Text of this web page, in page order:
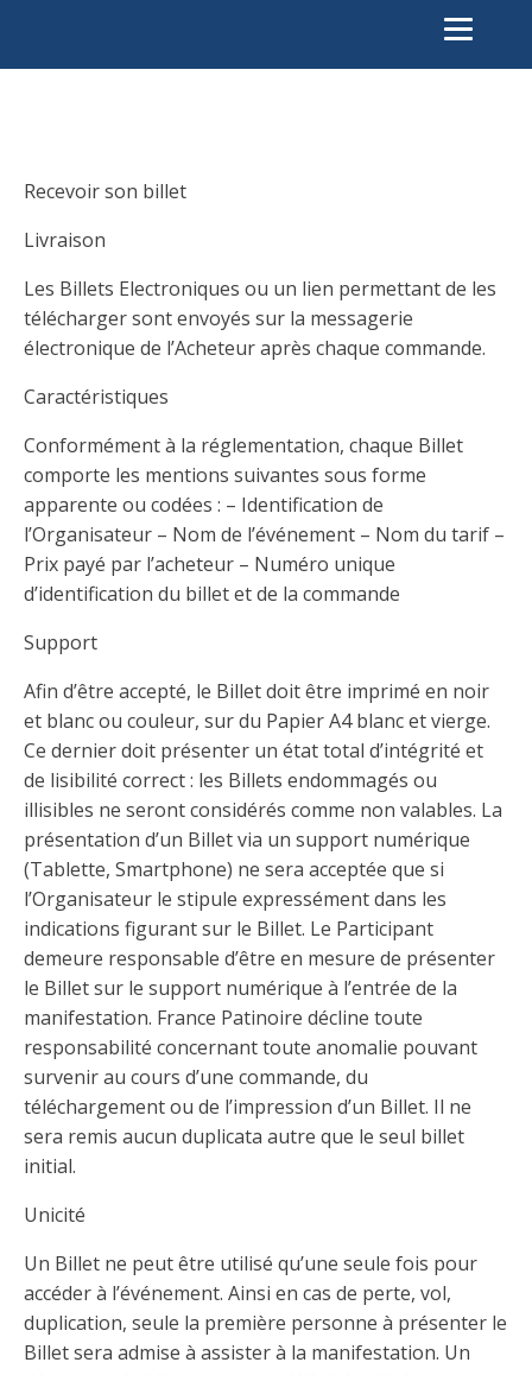
Recevoir son billet
Livraison
Les Billets Electroniques ou un lien permettant de les
télécharger sont envoyés sur la messagerie
électronique de l’Acheteur après chaque commande.
Caractéristiques
Conformément à la réglementation, chaque Billet
comporte les mentions suivantes sous forme
apparente ou codées : – Identification de
l’Organisateur – Nom de l’événement – Nom du tarif –
Prix payé par l’acheteur – Numéro unique
d’identification du billet et de la commande
Support
Afin d’être accepté, le Billet doit être imprimé en noir
et blanc ou couleur, sur du Papier A4 blanc et vierge.
Ce dernier doit présenter un état total d’intégrité et
de lisibilité correct : les Billets endommagés ou
illisibles ne seront considérés comme non valables. La
présentation d’un Billet via un support numérique
(Tablette, Smartphone) ne sera acceptée que si
l’Organisateur le stipule expressément dans les
indications figurant sur le Billet. Le Participant
demeure responsable d’être en mesure de présenter
le Billet sur le support numérique à l’entrée de la
manifestation. France Patinoire décline toute
responsabilité concernant toute anomalie pouvant
survenir au cours d’une commande, du
téléchargement ou de l’impression d’un Billet. Il ne
sera remis aucun duplicata autre que le seul billet
initial.
Unicité
Un Billet ne peut être utilisé qu’une seule fois pour
accéder à l’événement. Ainsi en cas de perte, vol,
duplication, seule la première personne à présenter le
Billet sera admise à assister à la manifestation. Un